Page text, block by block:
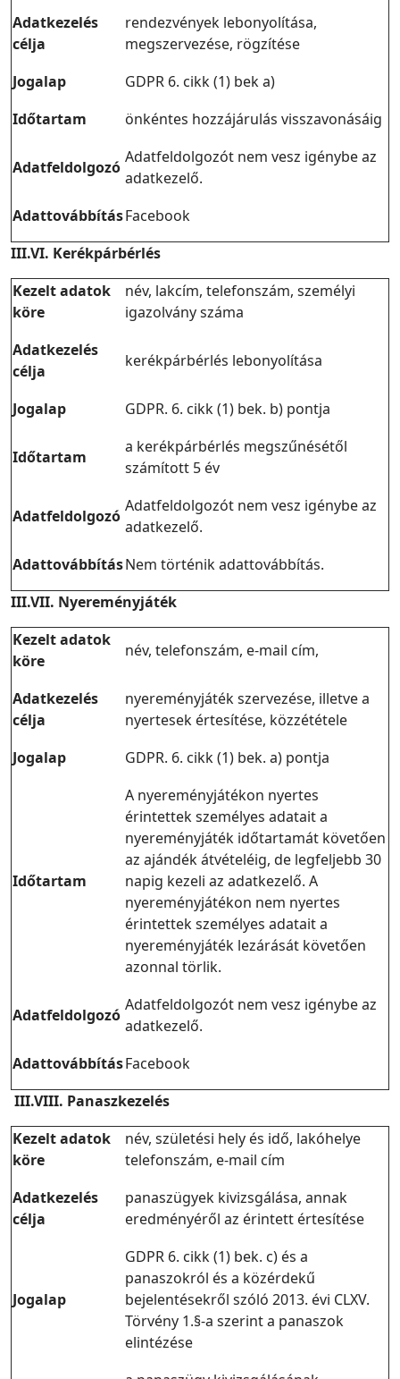
Adatkezelés
célja
rendezvények lebonyolítása,
megszervezése, rögzítése
Jogalap
GDPR 6. cikk (1) bek a)
Időtartam
önkéntes hozzájárulás visszavonásáig
Adatfeldolgozó
Adatfeldolgozót nem vesz igénybe az
adatkezelő.
AdattovábbításFacebook
III.VI. Kerékpárbérlés
Kezelt adatok
köre
név, lakcím, telefonszám, személyi
igazolvány száma
Adatkezelés
célja
kerékpárbérlés lebonyolítása
Jogalap GDPR. 6. cikk (1) bek. b) pontja
Időtartam
a kerékpárbérlés megszűnésétől
számított 5 év
Adatfeldolgozó
Adatfeldolgozót nem vesz igénybe az
adatkezelő.
AdattovábbításNem történik adattovábbítás.
III.VII. Nyereményjáték
Kezelt adatok
köre
név, telefonszám, e-mail cím,
Adatkezelés
célja
nyereményjáték szervezése, illetve a
nyertesek értesítése, közzététele
Jogalap
GDPR. 6. cikk (1) bek. a) pontja
Időtartam
A nyereményjátékon nyertes
érintettek személyes adatait a
nyereményjáték időtartamát követően
az ajándék átvételéig, de legfeljebb 30
napig kezeli az adatkezelő. A
nyereményjátékon nem nyertes
érintettek személyes adatait a
nyereményjáték lezárását követően
azonnal törlik.
Adatfeldolgozó
Adatfeldolgozót nem vesz igénybe az
adatkezelő.
AdattovábbításFacebook
III.VIII. Panaszkezelés
Kezelt adatok
köre
név, születési hely és idő, lakóhelye
telefonszám, e-mail cím
Adatkezelés
célja
panaszügyek kivizsgálása, annak
eredményéről az érintett értesítése
Jogalap
GDPR 6. cikk (1) bek. c) és a
panaszokról és a közérdekű
bejelentésekről szóló 2013. évi CLXV.
Törvény 1.§-a szerint a panaszok
elintézése